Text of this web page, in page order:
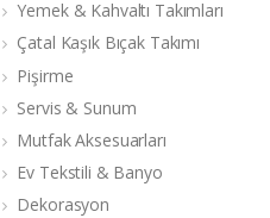
Yemek & Kahvaltı Takımları
Çatal Kaşık Bıçak Takımı
Pişirme
Servis & Sunum
Mutfak Aksesuarları
Ev Tekstili & Banyo
Dekorasyon